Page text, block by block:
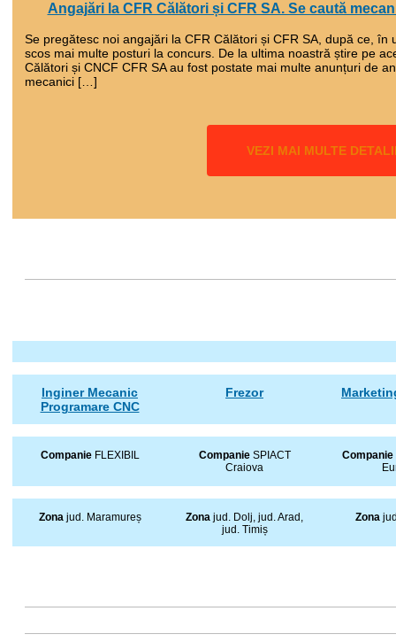
Angajări la CFR Călători și CFR SA. Se caută
Se pregătesc noi angajări la CFR Călători și CFR SA, după ce, în
scos mai multe posturi la concurs. De la ultima noastră știre pe
Călători și CNCF CFR SA au fost postate mai multe anunțuri de
mecanici […]
VEZI MAI MULTE
Inginer Mecanic
Programare CNC
Frezor
Companie FLEXIBIL CompanieSPIACT
Craiova
Companie
Zona jud. Maramureș Zona jud. Dolj, jud. Arad,
jud. Timiș
Zona